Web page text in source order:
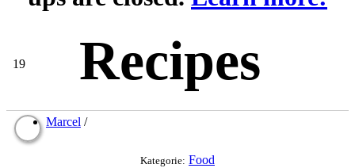
19 Recipes
Marcel /
Kategorie: Food